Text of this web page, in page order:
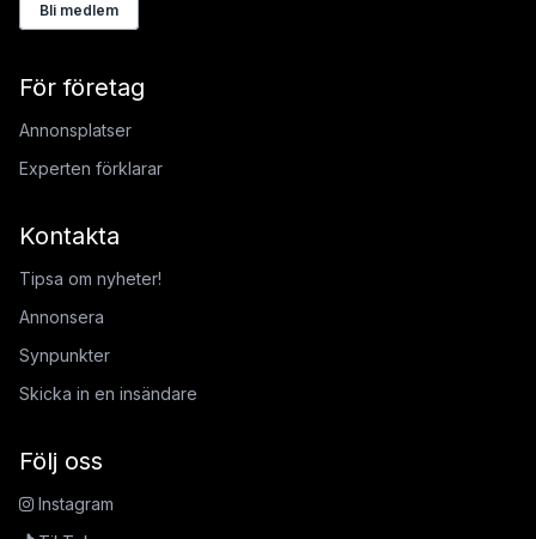
Bli medlem
För företag
Annonsplatser
Experten förklarar
Kontakta
Tipsa om nyheter!
Annonsera
Synpunkter
Skicka in en insändare
Följ oss
Instagram